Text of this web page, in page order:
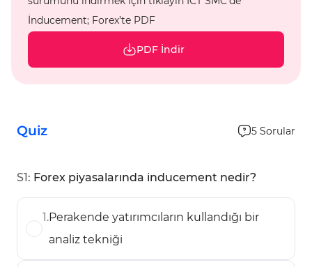
İnducement; Forex’te PDF
PDF İndir
Quiz 5 Sorular
S1: Forex piyasalarında inducement nedir?
1.Perakende yatırımcıların kullandığı bir
analiz tekniği